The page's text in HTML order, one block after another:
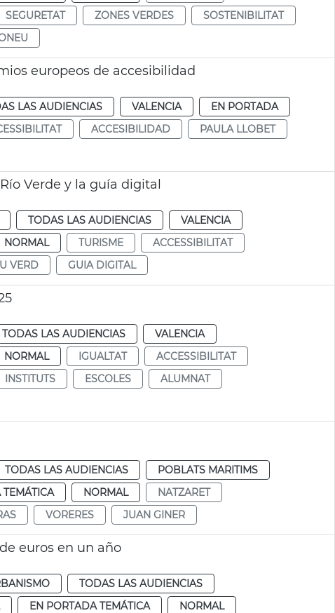
SEGURETAT ZONES VERDES
SOSTENIBILITAT
europeos de accesibilidad
LAS AUDIENCIAS VALENCIA
EN PORTADA
ACCESIBILIDAD
PAULA LLOBET
Verde y la guía digital
TODAS LAS AUDIENCIAS
VALENCIA
NORMAL TURISME
ACCESSIBILITAT
VERD GUIA DIGITAL
TODAS LAS AUDIENCIAS
VALENCIA
NORMAL IGUALTAT
ACCESSIBILITAT
INSTITUTS ESCOLES
ALUMNAT
TODAS LAS AUDIENCIAS
POBLATS MARITIMS
NORMAL
NATZARET
VORERES JUAN GINER
euros en un año
TODAS LAS AUDIENCIAS
EN PORTADA TEMÁTICA
NORMAL